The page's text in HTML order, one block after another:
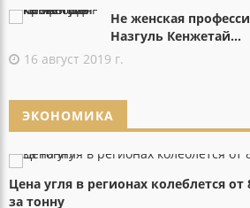
Не женская
Назгуль Кенжетай...
16 август 2019 г.
ЭКОНОМИКА
Цена угля в регионах колеблется от
за тонну